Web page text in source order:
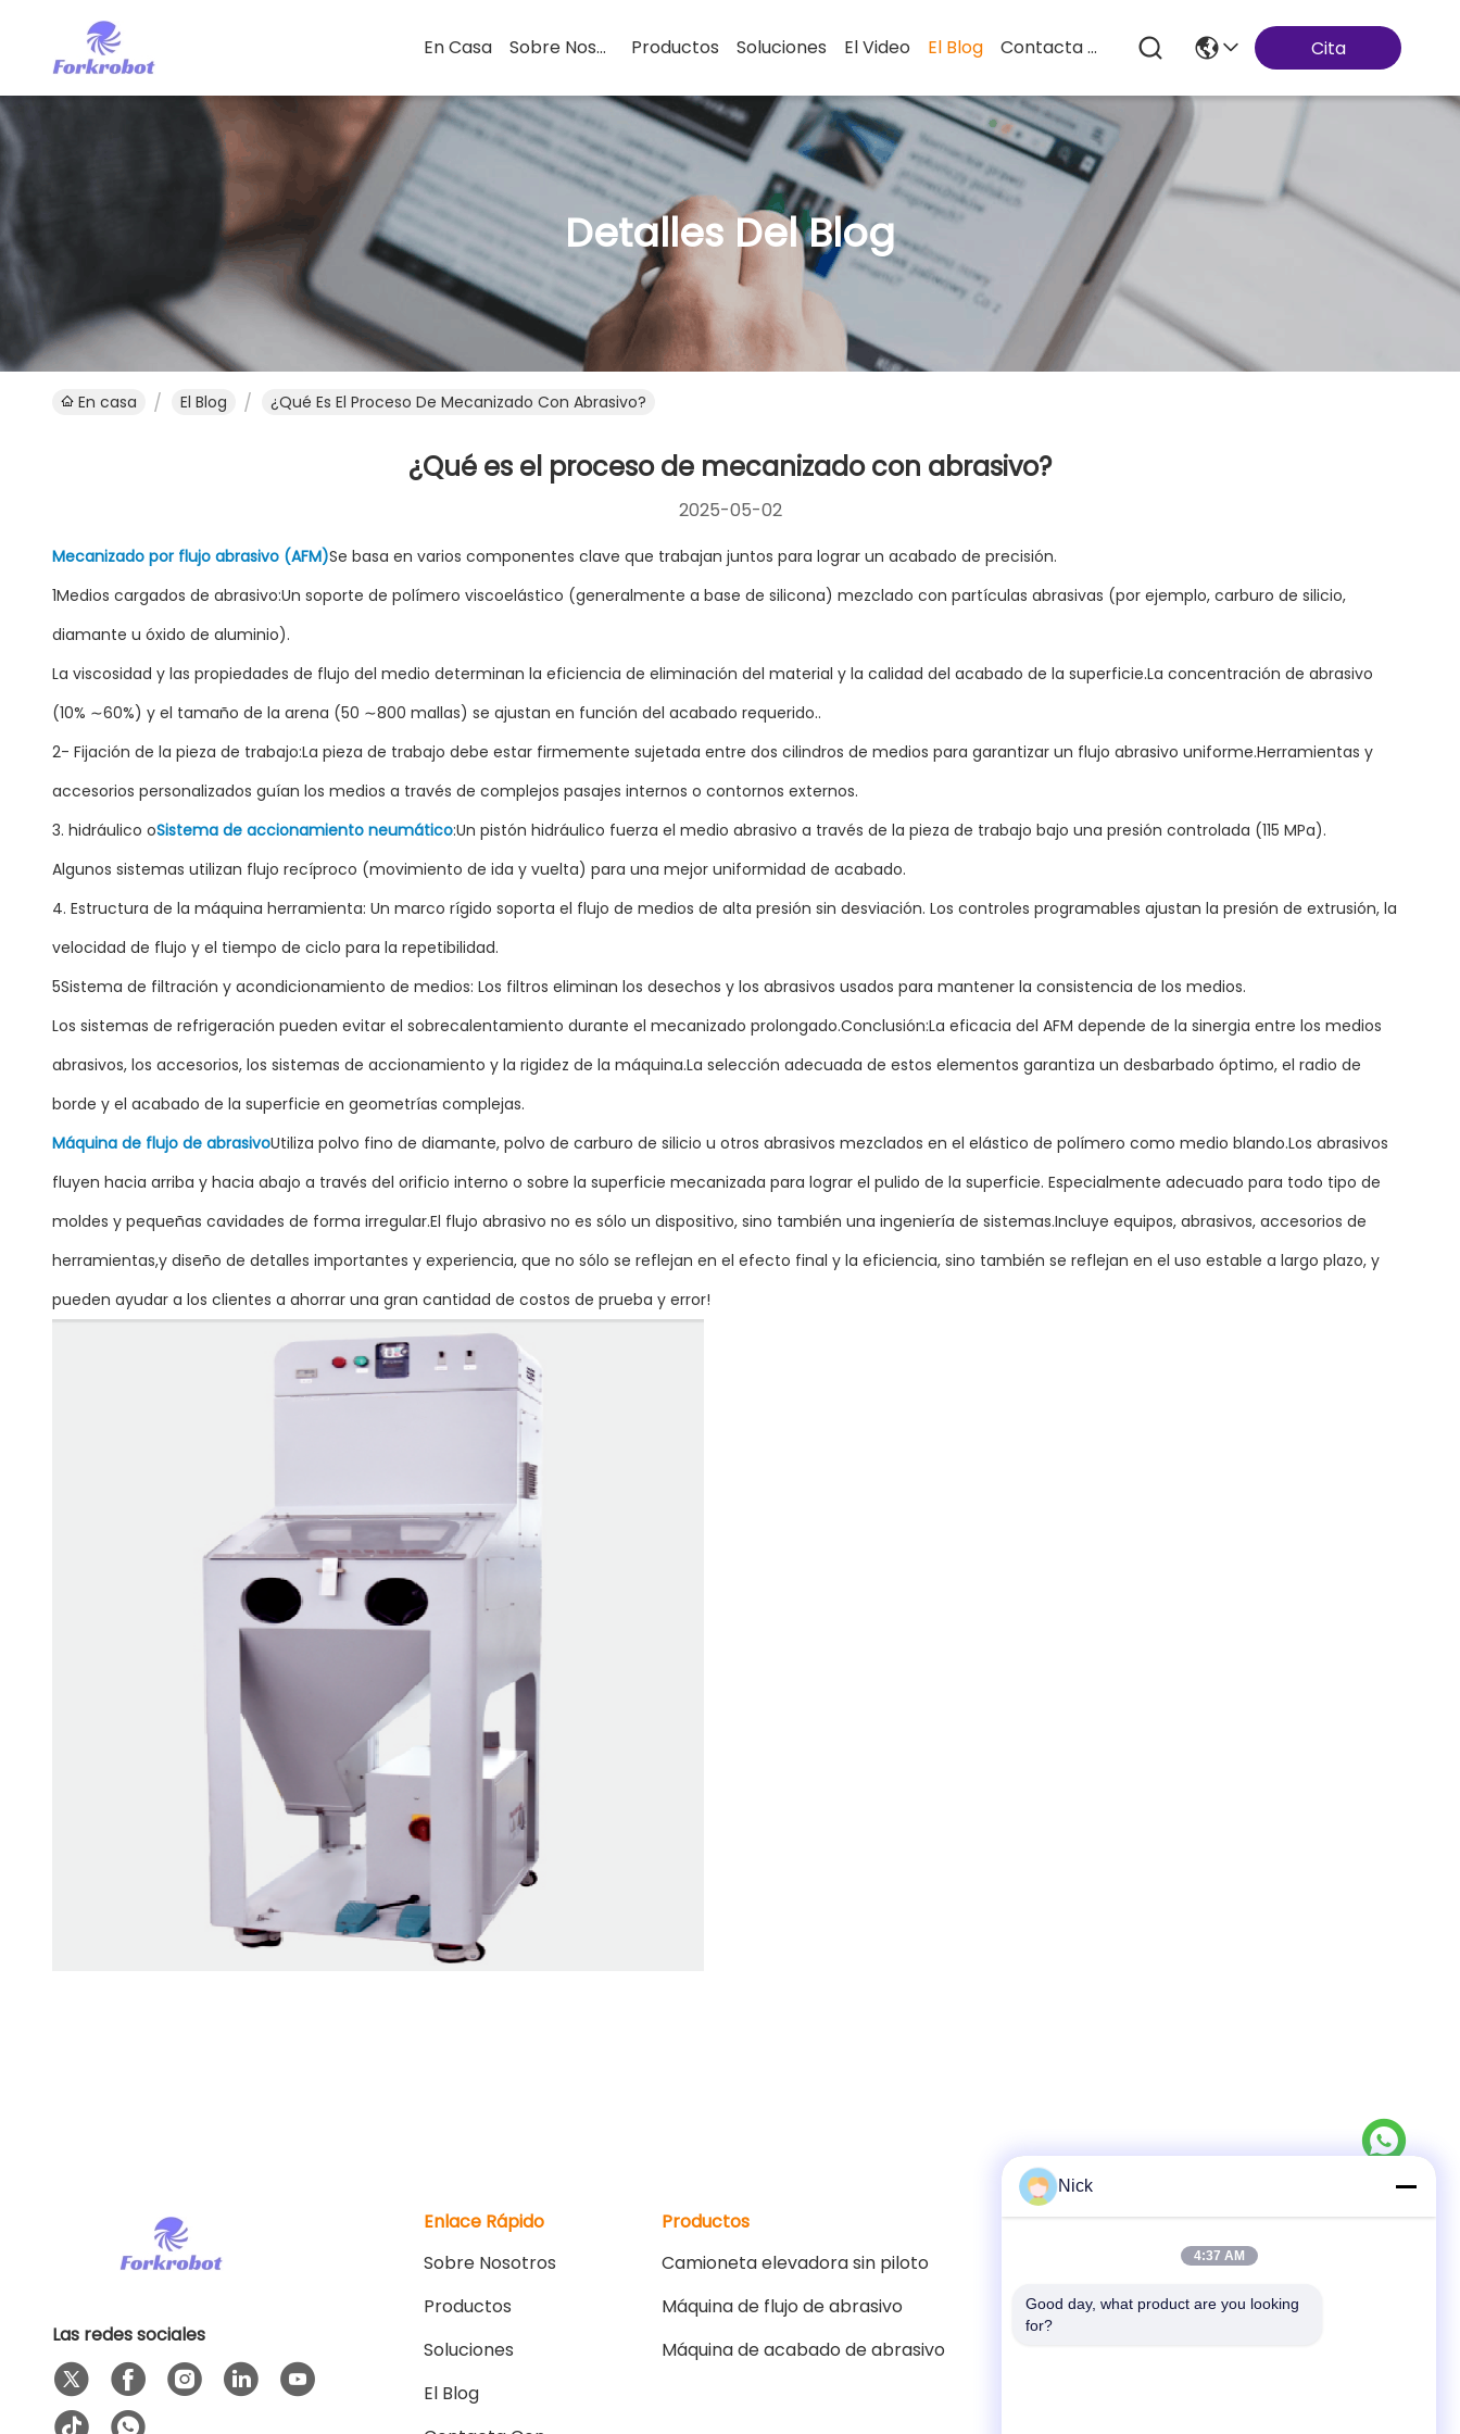
En Casa Sobre Nosotros Productos Soluciones El Video El Blog Contacta Con Nosotros Cita
Detalles Del Blog
En casa El Blog ¿Qué Es El Proceso De Mecanizado Con Abrasivo?
¿Qué es el proceso de mecanizado con abrasivo?
2025-05-02
Mecanizado por flujo abrasivo (AFM)Se basa en varios componentes clave que trabajan juntos para lograr un acabado de precisión.
1Medios cargados de abrasivo:Un soporte de polímero viscoelástico (generalmente a base de silicona) mezclado con partículas abrasivas (por ejemplo, carburo de silicio,
diamante u óxido de aluminio).
La viscosidad y las propiedades de flujo del medio determinan la eficiencia de eliminación del material y la calidad del acabado de la superficie.La concentración de abrasivo
(10% ∼60%) y el tamaño de la arena (50 ∼800 mallas) se ajustan en función del acabado requerido..
2- Fijación de la pieza de trabajo:La pieza de trabajo debe estar firmemente sujetada entre dos cilindros de medios para garantizar un flujo abrasivo uniforme.Herramientas y
accesorios personalizados guían los medios a través de complejos pasajes internos o contornos externos.
3. hidráulico oSistema de accionamiento neumático:Un pistón hidráulico fuerza el medio abrasivo a través de la pieza de trabajo bajo una presión controlada (115 MPa).
Algunos sistemas utilizan flujo recíproco (movimiento de ida y vuelta) para una mejor uniformidad de acabado.
4. Estructura de la máquina herramienta: Un marco rígido soporta el flujo de medios de alta presión sin desviación. Los controles programables ajustan la presión de extrusión, la
velocidad de flujo y el tiempo de ciclo para la repetibilidad.
5Sistema de filtración y acondicionamiento de medios: Los filtros eliminan los desechos y los abrasivos usados para mantener la consistencia de los medios.
Los sistemas de refrigeración pueden evitar el sobrecalentamiento durante el mecanizado prolongado.Conclusión:La eficacia del AFM depende de la sinergia entre los medios
abrasivos, los accesorios, los sistemas de accionamiento y la rigidez de la máquina.La selección adecuada de estos elementos garantiza un desbarbado óptimo, el radio de
borde y el acabado de la superficie en geometrías complejas.
Máquina de flujo de abrasivoUtiliza polvo fino de diamante, polvo de carburo de silicio u otros abrasivos mezclados en el elástico de polímero como medio blando.Los abrasivos
fluyen hacia arriba y hacia abajo a través del orificio interno o sobre la superficie mecanizada para lograr el pulido de la superficie. Especialmente adecuado para todo tipo de
moldes y pequeñas cavidades de forma irregular.El flujo abrasivo no es sólo un dispositivo, sino también una ingeniería de sistemas.Incluye equipos, abrasivos, accesorios de
herramientas,y diseño de detalles importantes y experiencia, que no sólo se reflejan en el efecto final y la eficiencia, sino también se reflejan en el uso estable a largo plazo, y
pueden ayudar a los clientes a ahorrar una gran cantidad de costos de prueba y error!
Las redes sociales
Enlace Rápido
Sobre Nosotros
Productos
Soluciones
El Blog
Productos
Camioneta elevadora sin piloto
Máquina de flujo de abrasivo
Máquina de acabado de abrasivo
Contacto rápido
Nick
4:37 AM
Good day, what product are you looking
for?